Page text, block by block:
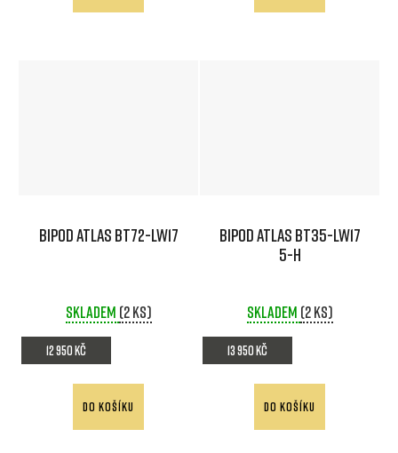
BIPOD ATLAS BT72-LW17
Skladem (2 ks)
12 950 Kč
DO KOŠÍKU
BIPOD ATLAS BT35-LW17
5-H
Skladem (2 ks)
13 950 Kč
DO KOŠÍKU